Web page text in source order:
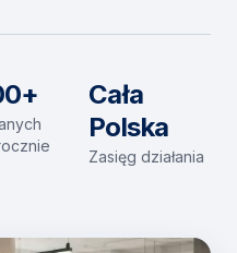
Cała
Polska
Zasięg działania